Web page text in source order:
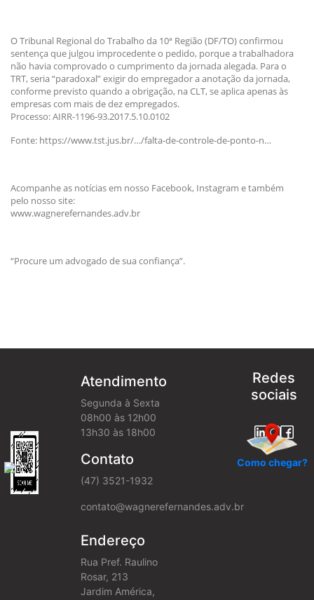
O Tribunal Regional do Trabalho da 10ª Região (DF/TO) confirmou
sentença que julgou improcedente o pedido, porque a trabalhadora
não havia comprovado o cumprimento da jornada alegada. Para o
TRT, seria “paradoxal” exigir do empregador a anotação da jornada,
conforme previsto quando a obrigação, na CLT, se aplica apenas às
empresas com mais de dez empregados.
Processo: AIRR-1196-93.2017.5.10.0102
Fonte: https://www.tst.jus.br/…/falta-de-controle-de-ponto-n…
Acompanhe as notícias em nosso Facebook, Instagram e também
pelo nosso site:
www.wagnerefernandes.adv.br
“Procure um advogado de sua confiança”.
Como chegar?
Atendimento
Segunda à Sexta
08h00 às 12h00
13h30 às 18h00
Contato
(47) 3521-1932
contato@wagnerefernandes.adv.br
Endereço
Rua Pref. Raulino
Rosar, 213
Jardim América,
Redes
sociais